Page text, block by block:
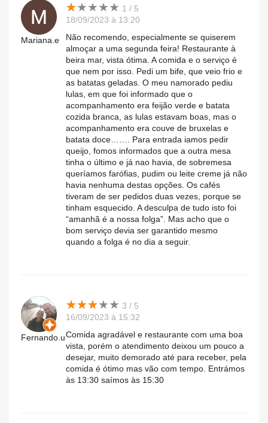
Mariana.e
★★★★★
★★★★★ 1 / 5
18/09/2023 à 13:20
Não recomendo, especialmente se quiserem
almoçar a uma segunda feira! Restaurante à
beira mar, vista ótima. A comida e o serviço é
que nem por isso. Pedi um bife, que veio frio e
as batatas geladas. O meu namorado pediu
lulas, em que foi informado que o
acompanhamento era feijão verde e batata
cozida branca, as lulas estavam boas, mas o
acompanhamento era couve de bruxelas e
batata doce……. Para entrada iamos pedir
queijo, fomos informados que a outra mesa
tinha o último e já nao havia, de sobremesa
queríamos farófias, pudim ou leite creme já não
havia nenhuma destas opções. Os cafés
tiveram de ser pedidos duas vezes, porque se
tinham esquecido. A desculpa de tudo isto foi
“amanhã é a nossa folga”. Mas acho que o
bom serviço devia ser garantido mesmo
quando a folga é no dia a seguir.
Fernando.u
★★★★★
★★★★★ 3 / 5
16/09/2023 à 15:32
Comida agradável e restaurante com uma boa
vista, porém o atendimento deixou um pouco a
desejar, muito demorado até para receber, pela
comida é ótimo mas vão com tempo. Entrámos
às 13:30 saímos às 15:30